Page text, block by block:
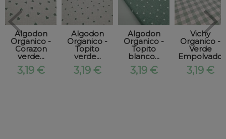
Algodon
Organico -
Corazon
verde...
3,19 €
Algodon
Organico -
Topito
verde...
3,19 €
Algodon
Organico -
Topito
blanco...
3,19 €
Vichy
Organico -
Verde
Empolvado
3,19 €